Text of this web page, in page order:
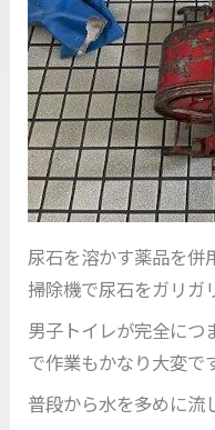
尿石を溶かす薬品を併
掃除機で尿石をガリガ
男子トイレが完全につ
で作業もかなり大変で
普段から水を多めに流